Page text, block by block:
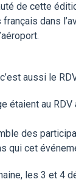
de cette
dans
aussi le
étaient au
des
qui cet
les 3 et 4